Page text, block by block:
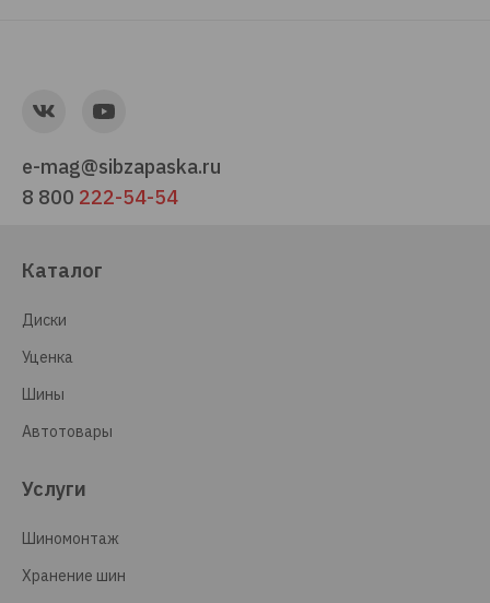
e-mag@sibzapaska.ru
8 800 222-54-54
Каталог
Диски
Уценка
Шины
Автотовары
Услуги
Шиномонтаж
Хранение шин